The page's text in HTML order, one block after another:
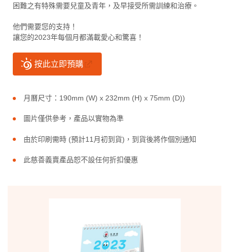
困難之有特殊需要兒童及青年，及早接受所需訓練和治療。
他們需要您的支持！
讓您的2023年每個月都滿載愛心和驚喜！
按此立即預購
月曆尺寸：190mm (W) x 232mm (H) x 75mm (D))
圖片僅供參考，產品以實物為準
由於印刷需時 (預計11月初到貨)，到貨後將作個別通知
此慈善義賣產品恕不設任何折扣優惠